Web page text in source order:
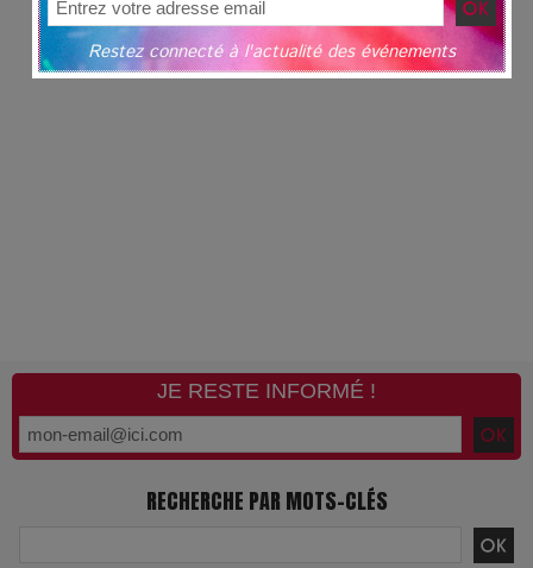
JE RESTE INFORMÉ !
RECHERCHE PAR MOTS-CLÉS
Restez connecté à l'actualité des événements